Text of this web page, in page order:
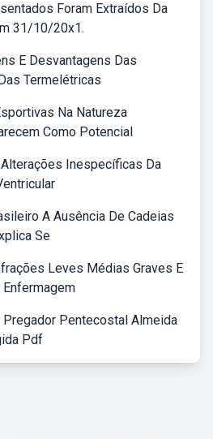
Foram Extraídos Da
31/10/20x1.
E Desvantagens Das
Termelétricas
Na Natureza
Como Potencial
Inespecíficas Da
A Ausência De Cadeias
Se
Leves Médias Graves E
Pregador Pentecostal Almeida
Pdf